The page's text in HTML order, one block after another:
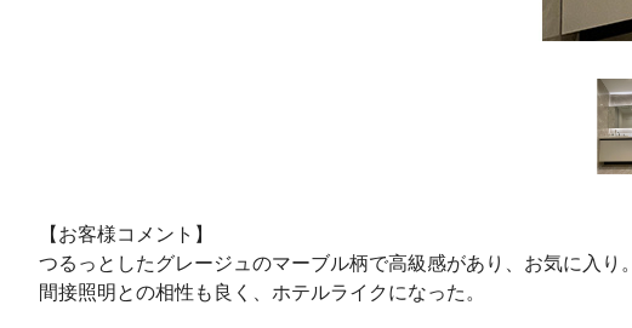
【お客様コメント】
つるっとしたグレージュのマーブル柄で高級感があり、お気に入り。
間接照明との相性も良く、ホテルライクになった。